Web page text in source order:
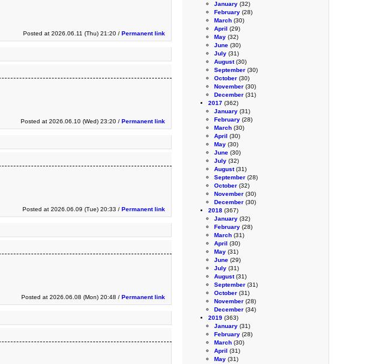
January (32)
February (28)
March (30)
April (29)
May (32)
June (30)
July (31)
August(30)
September (30)
October (30)
November (30)
December (31)
2017 (362)
January (31)
February (28)
March (30)
April (30)
May (30)
June (30)
July (32)
August(31)
September (28)
October (32)
November (30)
December (30)
2018 (367)
January (32)
February (28)
March (31)
April (30)
May (31)
June (29)
July (31)
August(31)
September (31)
October (31)
November (28)
December (34)
2019 (363)
January (31)
February (28)
March (30)
April (31)
May (31)
Posted at 2026.06.11 (Thu) 21:20 / Permanent link
Posted at 2026.06.10 (Wed) 23:20 / Permanent link
Posted at 2026.06.09 (Tue) 20:33 / Permanent link
Posted at 2026.06.08 (Mon) 20:48 / Permanent link